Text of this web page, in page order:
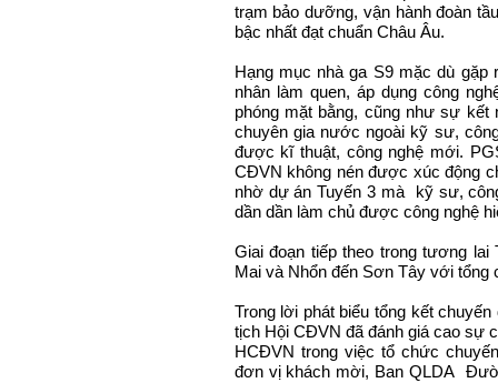
trạm bảo dưỡng, vận hành đoàn
bậc nhất đạt chuẩn Châu Âu.
Hạng mục nhà ga S9 mặc dù
nhân làm quen, áp dụng công
phóng mặt bằng, cũng như sự
chuyên gia nước ngoài kỹ sư,
được kĩ thuật, công nghệ mới.
CĐVN không nén được xúc động
nhờ dự án Tuyến 3 mà kỹ sư,
dần dần làm chủ được công nghệ
Giai đoạn tiếp theo trong tương
Mai và Nhổn đến Sơn Tây với tổng
Trong lời phát biểu tổng kết
tịch Hội CĐVN đã đánh giá cao sự
HCĐVN trong việc tổ chức
đơn vị khách mời, Ban QLDA